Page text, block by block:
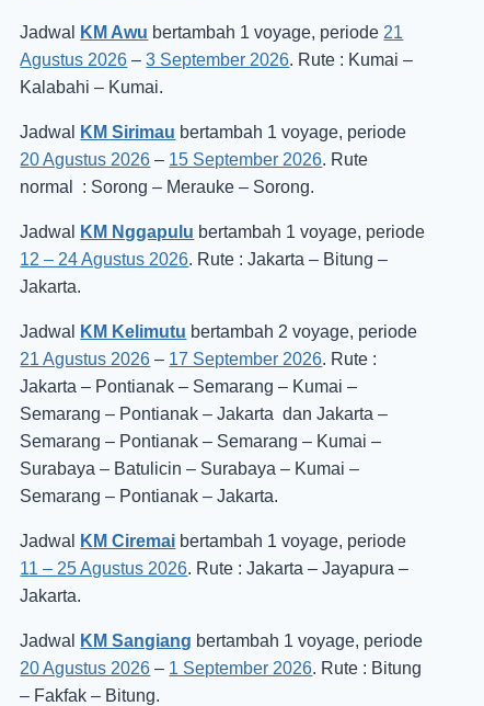
Jadwal KM Awu bertambah 1 voyage, periode 21
Agustus 2026 –3 September 2026. Rute : Kumai –
Kalabahi – Kumai.
Jadwal KM Sirimau bertambah 1 voyage, periode
20 Agustus 2026 – 15 September 2026. Rute
normal : Sorong – Merauke – Sorong.
Jadwal KM Nggapulu bertambah 1 voyage, periode
12 – 24 Agustus 2026. Rute : Jakarta – Bitung –
Jakarta.
Jadwal KM Kelimutu bertambah 2 voyage, periode
21 Agustus 2026 – 17 September 2026. Rute :
Jakarta – Pontianak – Semarang – Kumai –
Semarang – Pontianak – Jakarta dan Jakarta –
Semarang – Pontianak – Semarang – Kumai –
Surabaya – Batulicin – Surabaya – Kumai –
Semarang – Pontianak – Jakarta.
Jadwal KM Ciremai bertambah 1 voyage, periode
11 – 25 Agustus 2026. Rute : Jakarta – Jayapura –
Jakarta.
Jadwal KM Sangiang bertambah 1 voyage, periode
20 Agustus 2026 – 1 September 2026. Rute : Bitung
– Fakfak – Bitung.